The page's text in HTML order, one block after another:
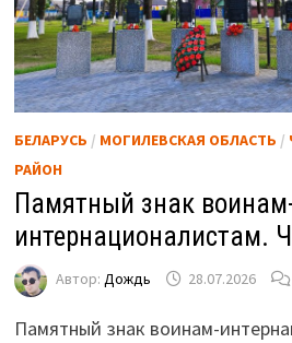
БЕЛАРУСЬ / МОГИЛЕВСКАЯ ОБЛАСТЬ /
РАЙОН
Памятный знак
интернационалистам.
Автор: Дождь 28.07.2026
Памятный знак воинам-